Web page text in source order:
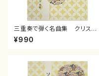
三重奏で弾く名曲集 クリスマ
スメドレー( 箏2/大平光美 編
曲/楽譜）
¥990